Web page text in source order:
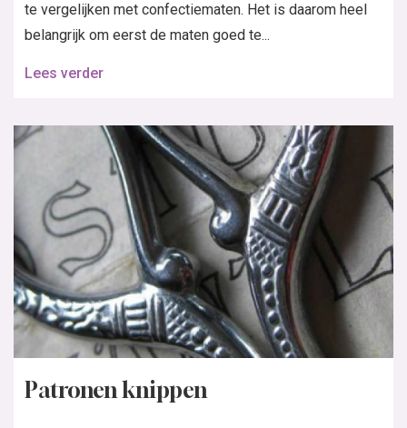
te vergelijken met confectiematen. Het is daarom heel
belangrijk om eerst de maten goed te...
Lees verder
Patronen knippen